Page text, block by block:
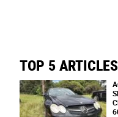
TOP 5 ARTICLES